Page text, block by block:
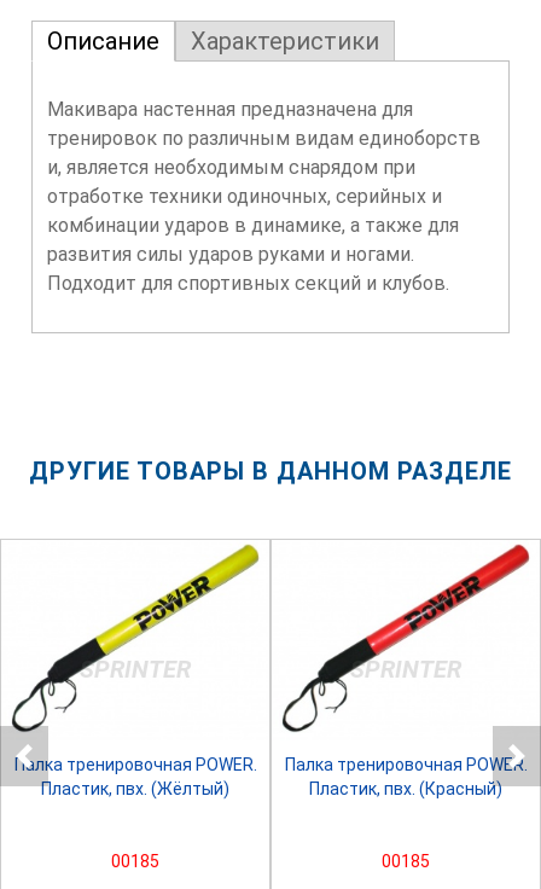
Описание Характеристики
Макивара настенная предназначена для
тренировок по различным видам единоборств
и, является необходимым снарядом при
отработке техники одиночных, серийных и
комбинации ударов в динамике, а также для
развития силы ударов руками и ногами.
Подходит для спортивных секций и клубов.
ДРУГИЕ ТОВАРЫ В ДАННОМ РАЗДЕЛЕ
SPRINTER
Палка тренировочная POWER.
Пластик, пвх. (Жёлтый)
00185
SPRINTER
Палка тренировочная POWER.
Пластик, пвх. (Красный)
00185